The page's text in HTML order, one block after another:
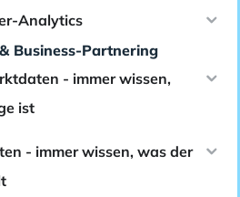
Analytics
Business-Partnering
- immer wissen,
ist
- immer wissen, was der